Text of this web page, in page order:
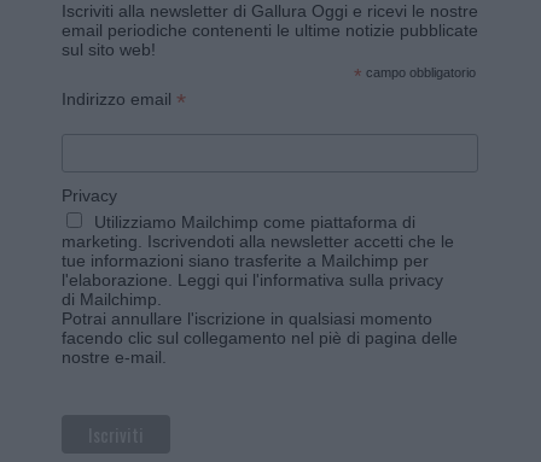
Iscriviti alla newsletter di Gallura Oggi e ricevi le nostre
email periodiche contenenti le ultime notizie pubblicate
sul sito web!
* campo obbligatorio
Indirizzo email *
Privacy
Utilizziamo Mailchimp come piattaforma di
marketing. Iscrivendoti alla newsletter accetti che le
tue informazioni siano trasferite a Mailchimp per
l'elaborazione. Leggi qui l'informativa sulla privacy
di Mailchimp
Potrai annullare l'iscrizione in qualsiasi momento
facendo clic sul collegamento nel piè di pagina delle
nostre e-mail.